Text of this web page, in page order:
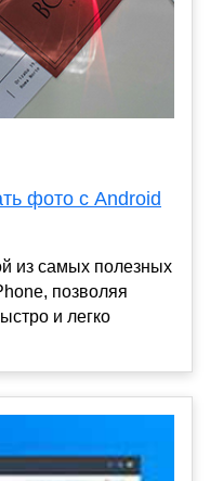
фото с Android
из самых полезных
позволяя
и легко